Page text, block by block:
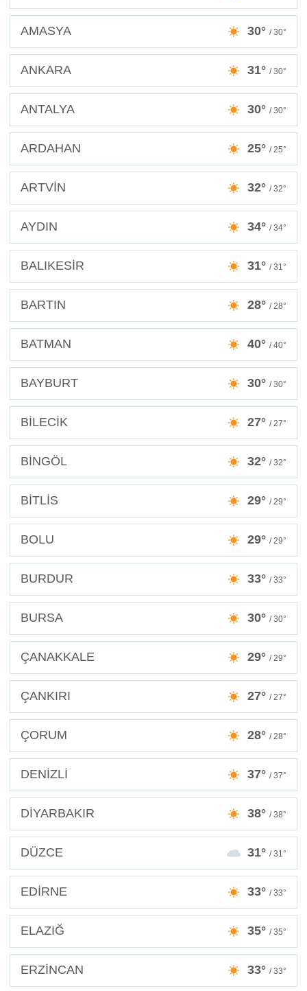
AMASYA 30° / 30°
ANKARA 31° / 30°
ANTALYA 30° / 30°
ARDAHAN 25° / 25°
ARTVİN 32° / 32°
AYDIN 34° / 34°
BALIKESİR 31° / 31°
BARTIN 28° / 28°
BATMAN 40° / 40°
BAYBURT 30° / 30°
BİLECİK 27° / 27°
BİNGÖL 32° / 32°
BİTLİS 29° / 29°
BOLU 29° / 29°
BURDUR 33° / 33°
BURSA 30° / 30°
ÇANAKKALE 29° / 29°
ÇANKIRI 27° / 27°
ÇORUM 28° / 28°
DENİZLİ 37° / 37°
DİYARBAKIR 38° / 38°
DÜZCE 31° / 31°
EDİRNE 33° / 33°
ELAZIĞ 35° / 35°
ERZİNCAN 33° / 33°